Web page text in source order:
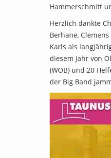
Hammerschmitt
Herzlich dankte
Berhane,
Karls als
diesem Jahr von
(WOB) und 20
der Big Band